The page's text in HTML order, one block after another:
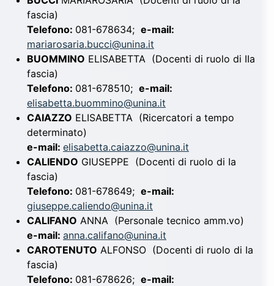
fascia)
Telefono: 081-678634; e-mail:
mariarosaria.bucci@unina.it
BUOMMINO ELISABETTA (Docenti di ruolo di IIa
fascia)
Telefono: 081-678510; e-mail:
elisabetta.buommino@unina.it
CAIAZZO ELISABETTA (Ricercatori a tempo
determinato)
e-mail: elisabetta.caiazzo@unina.it
CALIENDO GIUSEPPE (Docenti di ruolo di Ia
fascia)
Telefono: 081-678649; e-mail:
giuseppe.caliendo@unina.it
CALIFANO ANNA (Personale tecnico amm.vo)
e-mail: anna.califano@unina.it
CAROTENUTO ALFONSO (Docenti di ruolo di Ia
fascia)
Telefono: 081-678626; e-mail: